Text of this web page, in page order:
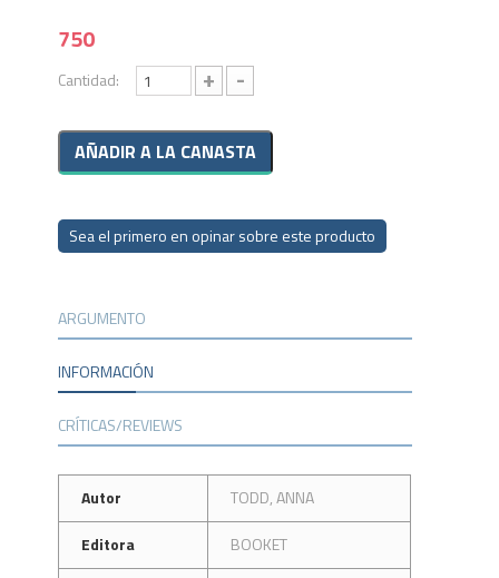
750
Cantidad: + -
Sea el primero en opinar sobre este producto
ARGUMENTO
INFORMACIÓN
CRÍTICAS/REVIEWS
Autor
TODD, ANNA
Editora
BOOKET